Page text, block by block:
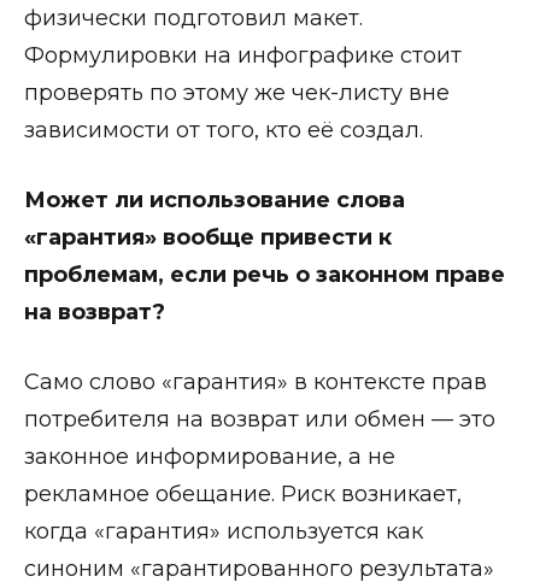
физически подготовил макет.
Формулировки на инфографике стоит
проверять по этому же чек-листу вне
зависимости от того, кто её создал.
Может ли использование слова
«гарантия» вообще привести к
проблемам, если речь о законном праве
на возврат?
Само слово «гарантия» в контексте прав
потребителя на возврат или обмен — это
законное информирование, а не
рекламное обещание. Риск возникает,
когда «гарантия» используется как
синоним «гарантированного результата»